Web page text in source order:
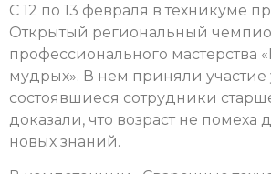
C 12 по 13 февраля в техникуме
Открытый региональный
профессионального мастерства
мудрых». В нем приняли участие
состоявшиеся сотрудники
доказали, что возраст не помеха
новых знаний.